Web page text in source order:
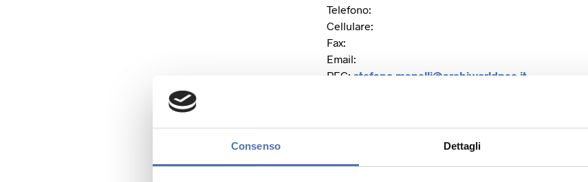
Consenso Dettagli
Telefono:
Cellulare:
Fax:
Email:
PEC: stefano.mapelli@archiworldpec.it
Facebook: